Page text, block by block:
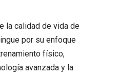
la calidad de vida de
por su enfoque
físico,
avanzada y la